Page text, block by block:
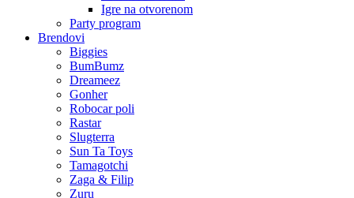
Igre na otvorenom
Party program
Brendovi
Biggies
BumBumz
Dreameez
Gonher
Robocar poli
Rastar
Slugterra
Sun Ta Toys
Tamagotchi
Zaga & Filip
Zuru